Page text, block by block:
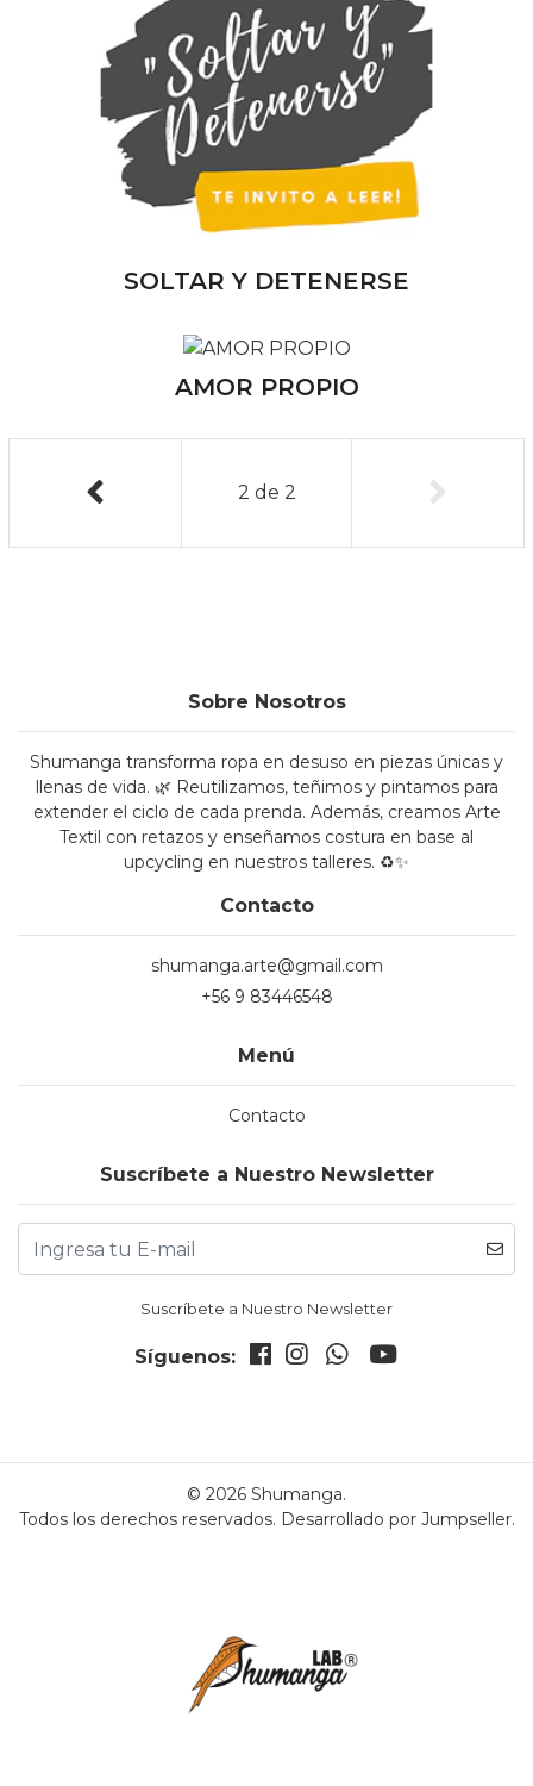
SOLTAR Y DETENERSE
AMOR PROPIO
2 de 2
Sobre Nosotros
Shumanga transforma ropa en desuso en piezas únicas y
llenas de vida. 🌿 Reutilizamos, teñimos y pintamos para
extender el ciclo de cada prenda. Además, creamos Arte
Textil con retazos y enseñamos costura en base al
upcycling en nuestros talleres. ♻️✨
Contacto
shumanga.arte@gmail.com
+56 9 83446548
Menú
Contacto
Suscríbete a Nuestro Newsletter
Suscríbete a Nuestro Newsletter
Síguenos:
© 2026 Shumanga.
Todos los derechos reservados. Desarrollado por Jumpseller.